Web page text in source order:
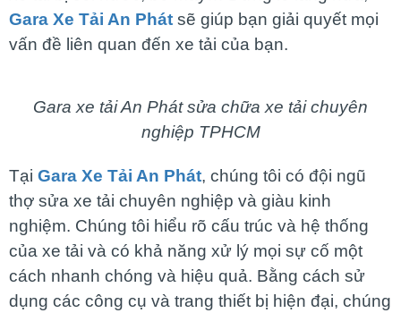
Gara Xe Tải An Phát sẽ giúp bạn giải quyết mọi
vấn đề liên quan đến xe tải của bạn.
Gara xe tải An Phát sửa chữa xe tải chuyên
nghiệp TPHCM
Tại Gara Xe Tải An Phát, chúng tôi có đội ngũ
thợ sửa xe tải chuyên nghiệp và giàu kinh
nghiệm. Chúng tôi hiểu rõ cấu trúc và hệ thống
của xe tải và có khả năng xử lý mọi sự cố một
cách nhanh chóng và hiệu quả. Bằng cách sử
dụng các công cụ và trang thiết bị hiện đại, chúng